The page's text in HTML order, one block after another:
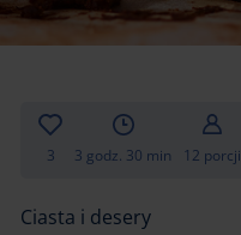
Zupy i kremy
Inne
Ciasta i desery
Napoje i koktajle
Gotowanie
Desery i przekąski
3 3 godz. 30 min 12 porcji
Ciasta i desery